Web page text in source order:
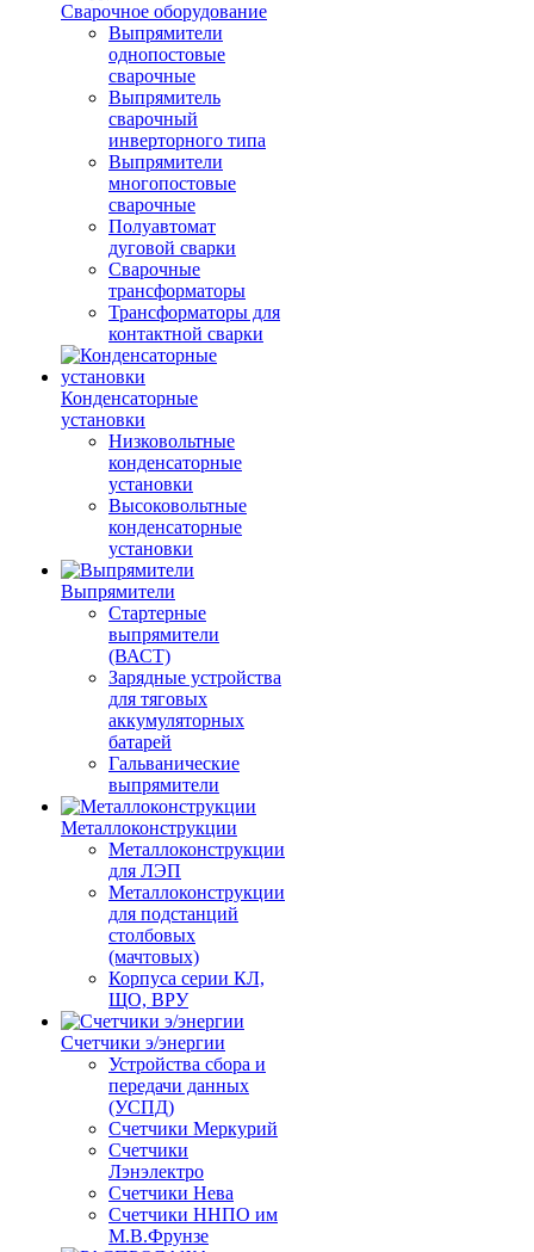
Сварочное оборудование
Выпрямители
однопостовые
сварочные
Выпрямитель
сварочный
инверторного типа
Выпрямители
многопостовые
сварочные
Полуавтомат
дуговой сварки
Сварочные
трансформаторы
Трансформаторы для
контактной сварки
Конденсаторные
установки
Низковольтные
конденсаторные
установки
Высоковольтные
конденсаторные
установки
Выпрямители
Стартерные
выпрямители
(ВАСТ)
Зарядные устройства
для тяговых
аккумуляторных
батарей
Гальванические
выпрямители
Металлоконструкции
Металлоконструкции
для ЛЭП
Металлоконструкции
для подстанций
столбовых
(мачтовых)
Корпуса серии КЛ,
ЩО, ВРУ
Счетчики э/энергии
Устройства сбора и
передачи данных
(УСПД)
Счетчики Меркурий
Счетчики
Лэнэлектро
Счетчики Нева
Счетчики ННПО им
М.В.Фрунзе